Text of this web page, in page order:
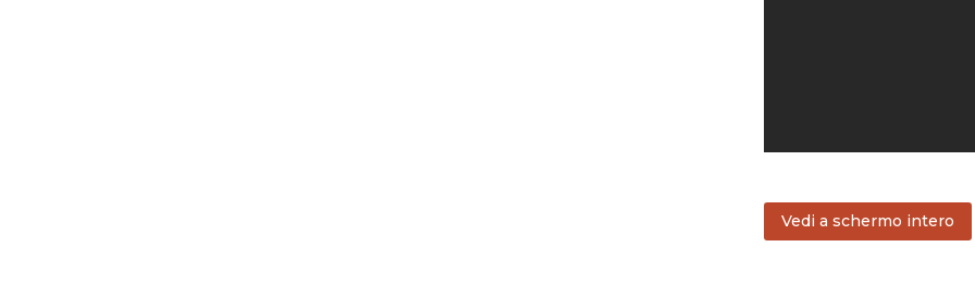
Vedi a schermo intero